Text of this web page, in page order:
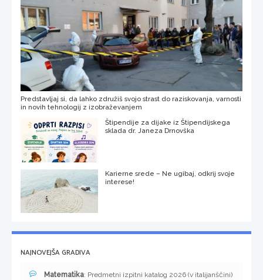
Predstavljaj si, da lahko združiš svojo strast do raziskovanja, varnosti
in novih tehnologij z izobraževanjem
Štipendije za dijake iz Štipendijskega
sklada dr. Janeza Drnovška
Karierne srede – Ne ugibaj, odkrij svoje
interese!
NAJNOVEJŠA GRADIVA
Matematika: Predmetni izpitni katalog 2026 (v italijanščini)